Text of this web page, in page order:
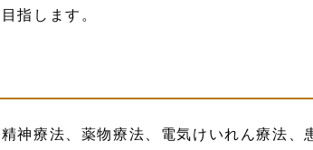
指します。
神療法、薬物療法、電気けいれん療法、